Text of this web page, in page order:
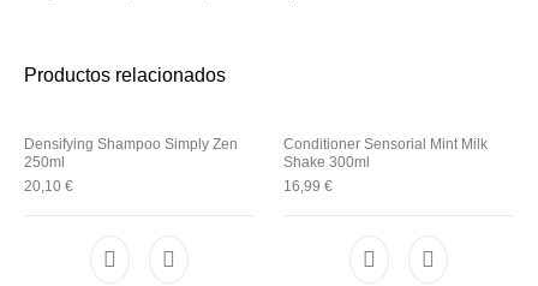
Productos relacionados
Densifying Shampoo Simply Zen
250ml
20,10€
Conditioner Sensorial Mint Milk
Shake 300ml
16,99 €